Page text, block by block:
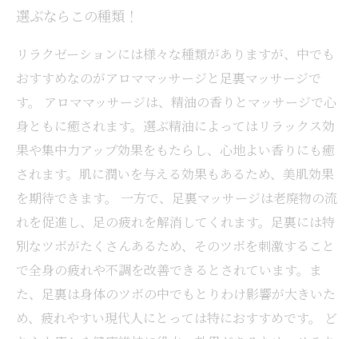
選ぶならこの種類！
リラクゼーションには様々な種類がありますが、中でも
おすすめなのがアロママッサージと足裏マッサージで
す。 アロママッサージは、精油の香りとマッサージで心
身ともに癒されます。選ぶ精油によってはリラックス効
果や集中力アップ効果をもたらし、心地よい香りにも癒
されます。肌に潤いを与える効果もあるため、美肌効果
を期待できます。 一方で、足裏マッサージは老廃物の流
れを促進し、足の疲れを解消してくれます。足裏には特
別なツボがたくさんあるため、そのツボを刺激すること
で全身の疲れや不調を改善できるとされています。ま
た、足裏は身体のツボの中でもとりわけ影響が大きいた
め、疲れやすい現代人にとっては特におすすめです。 ど